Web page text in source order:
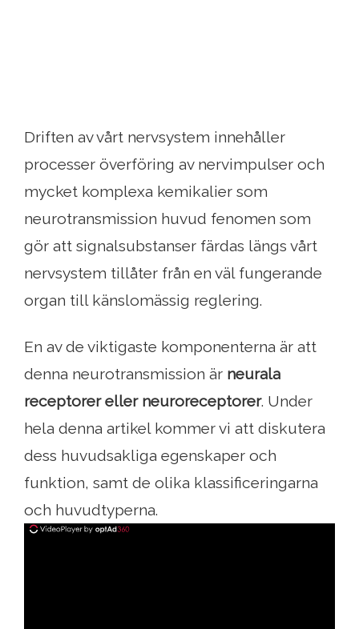
Driften av vårt nervsystem innehåller
processer överföring av nervimpulser och
mycket komplexa kemikalier som
neurotransmission huvud fenomen som
gör att signalsubstanser färdas längs vårt
nervsystem tillåter från en väl fungerande
organ till känslomässig reglering.
En av de viktigaste komponenterna är att
denna neurotransmission är neurala
receptorer eller neuroreceptorer. Under
hela denna artikel kommer vi att diskutera
dess huvudsakliga egenskaper och
funktion, samt de olika klassificeringarna
och huvudtyperna.